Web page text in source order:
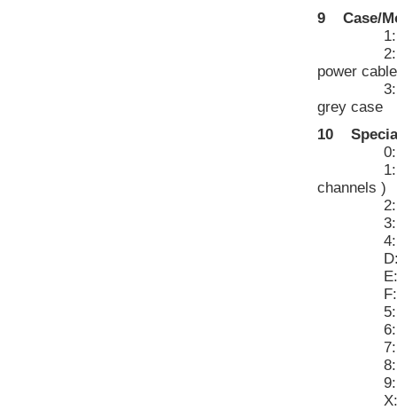
9 Case/
1:
2:
power
3:
grey case
10
0:
1:
channels )
2: 3-
3: 6-
4: 9-
D: 3-
E: 6-
F: 9-
5: panel
6: panel
7:
8:
9:
X: